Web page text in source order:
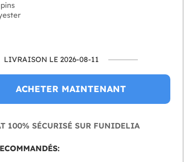
LIVRAISON LE 2026-08-11
ACHETER MAINTENANT
100% SÉCURISÉ SUR FUNIDELIA